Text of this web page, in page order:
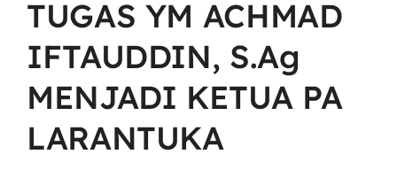
Kesekretariatan
Layanan Publik
TUGAS YM ACHMAD
IFTAUDDIN, S.Ag
MENJADI KETUA PA
LARANTUKA